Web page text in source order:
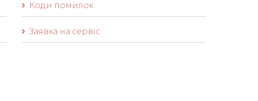
Коди помилок
Заявка на сервіс